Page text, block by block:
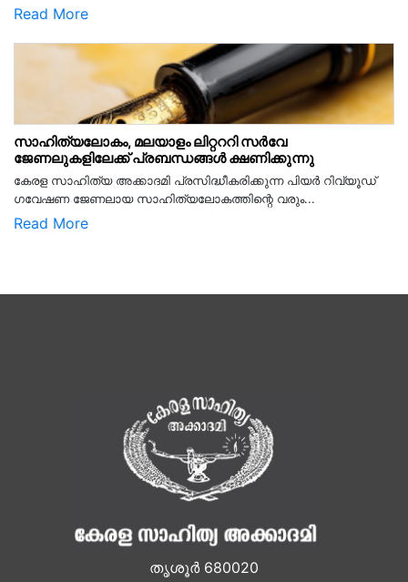
Read More
സാഹിത്യലോകം, മലയാളം ലിറ്റററി സർവേ
ജേണലുകളിലേക്ക് പ്രബന്ധങ്ങൾ ക്ഷണിക്കുന്നു
കേരള സാഹിത്യ അക്കാദമി പ്രസിദ്ധീകരിക്കുന്ന പിയര്‍ റിവ്യൂഡ്
ഗവേഷണ ജേണലായ സാഹിത്യലോകത്തിന്റെ വരും...
Read More
തൃശൂർ 680020